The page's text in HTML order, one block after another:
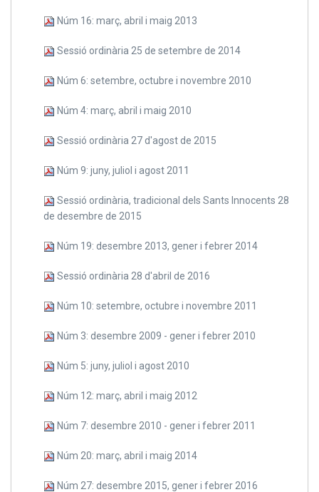
Núm 16: març, abril i maig 2013
Sessió ordinària 25 de setembre de 2014
Núm 6: setembre, octubre i novembre 2010
Núm 4: març, abril i maig 2010
Sessió ordinària 27 d'agost de 2015
Núm 9: juny, juliol i agost 2011
Sessió ordinària, tradicional dels Sants Innocents 28
de desembre de 2015
Núm 19: desembre 2013, gener i febrer 2014
Sessió ordinària 28 d'abril de 2016
Núm 10: setembre, octubre i novembre 2011
Núm 3: desembre 2009 - gener i febrer 2010
Núm 5: juny, juliol i agost 2010
Núm 12: març, abril i maig 2012
Núm 7: desembre 2010 - gener i febrer 2011
Núm 20: març, abril i maig 2014
Núm 27: desembre 2015, gener i febrer 2016